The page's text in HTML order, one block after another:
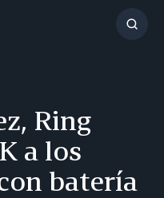
Ring
a los
batería